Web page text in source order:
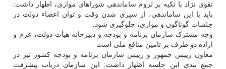
تقوی نژاد با تکیه بر لزوم ساماندهی شوراهای موازی، اظهار داشت:
باید با این ساماندهی، از سپری شدن وقت و توان اعضاء دولت در
جلسات گوناگون و موازی، جلوگیری شود.
وجه مشترک سازمان برنامه و بودجه و دبیرخانه هیأت دولت، عزم و
اراده دو طرف بر تامین منافع ملی است
معاون رییس جمهور و رییس سازمان برنامه و بودجه کشور نیز در
جمع بندی این جلسه اظهار داشت: این سازمان درباب پیشرفت